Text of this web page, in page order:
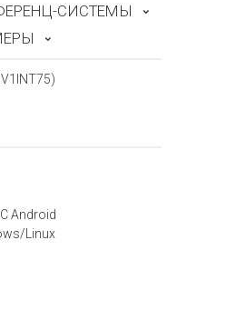
СИСТЕМЫ
Android
Linux